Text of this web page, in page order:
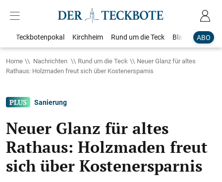
ABO
Teckbotenpokal Kirchheim Rund um die Teck Blaulicht
Home Nachrichten Rund um die Teck
Neuer Glanz für altes
Rathaus: Holzmaden freut sich über Kostenersparnis
Sanierung
Neuer Glanz für altes
Rathaus: Holzmaden freut
sich über Kostenersparnis